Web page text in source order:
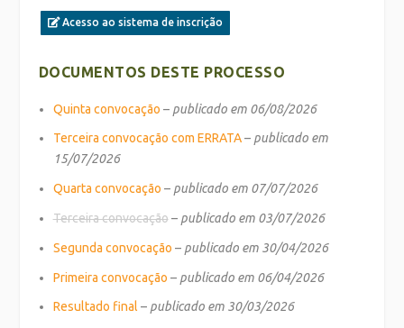
Acesso ao sistema de inscrição
DOCUMENTOS DESTE PROCESSO
Quinta convocação – publicado em 06/08/2026
Terceira convocação com ERRATA– publicado em
15/07/2026
Quarta convocação – publicado em 07/07/2026
Terceira convocação– publicado em 03/07/2026
Segunda convocação – publicado em 30/04/2026
Primeira convocação – publicado em 06/04/2026
Resultado final – publicado em 30/03/2026